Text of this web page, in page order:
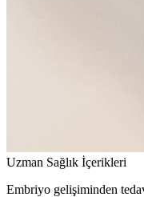
Uzman Sağlık İçerikleri
Embriyo gelişiminden